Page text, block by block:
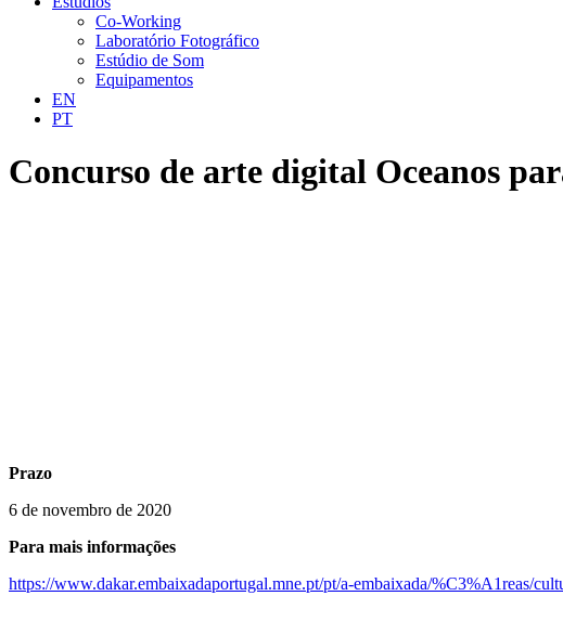
Co-Working
Laboratório Fotográfico
Estúdio de Som
Equipamentos
EN
PT
Concurso de arte digital Oceanos
Prazo
6 de novembro de 2020
Para mais informações
https://www.dakar.embaixadaportugal.mne.pt/pt/a-embaixada/%C3%A1reas/